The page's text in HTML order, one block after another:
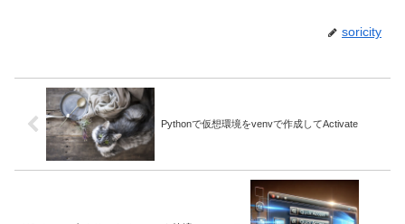
soricity
Pythonで仮想環境をvenvで作成してActivate